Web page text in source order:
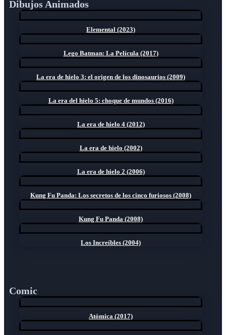
Dibujos Animados
Elemental (2023)
Lego Batman: La Película (2017)
La era de hielo 3: el origen de los dinosaurios (2009)
La era del hielo 5: choque de mundos (2016)
La era de hielo 4 (2012)
La era de hielo (2002)
La era de hielo 2 (2006)
Kung Fu Panda: Los secretos de los cinco furiosos (2008)
Kung Fu Panda (2008)
Los Increíbles (2004)
Comic
Atómica (2017)